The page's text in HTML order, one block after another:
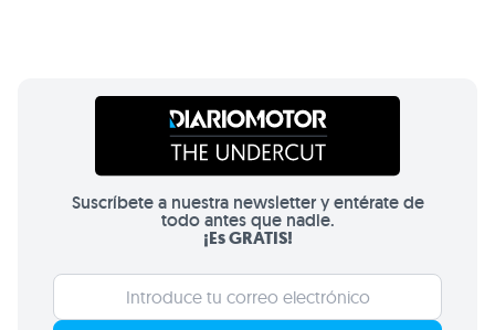
Suscríbete a nuestra newsletter y entérate de
todo antes que nadie.
¡Es GRATIS!